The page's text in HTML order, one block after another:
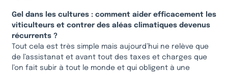
Gel dans les cultures : comment aider efficacement les
viticulteurs et contrer des aléas climatiques devenus
récurrents ?
Tout cela est très simple mais aujourd’hui ne relève que
de l’assistanat et avant tout des taxes et charges que
l’on fait subir à tout le monde et qui obligent à une